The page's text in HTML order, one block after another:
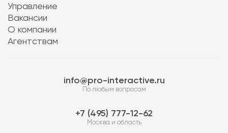
Управление
Вакансии
О компании
Агентствам
info@pro-interactive.ru
По любым вопросам
7 (495) 777-12-62
Москва и область